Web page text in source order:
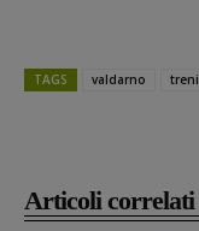
Articoli correlati
TAGS valdarno treni